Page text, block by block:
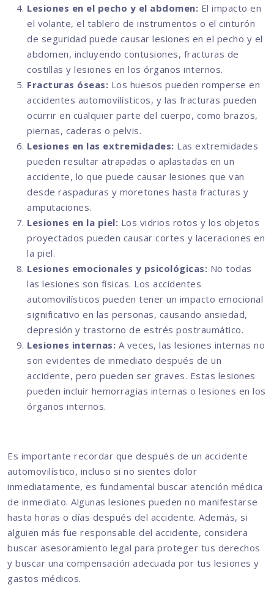
Lesiones en el pecho y el abdomen: El impacto en
el volante, el tablero de instrumentos o el cinturón
de seguridad puede causar lesiones en el pecho y el
abdomen, incluyendo contusiones, fracturas de
costillas y lesiones en los órganos internos.
Fracturas óseas: Los huesos pueden romperse en
accidentes automovilísticos, y las fracturas pueden
ocurrir en cualquier parte del cuerpo, como brazos,
piernas, caderas o pelvis.
Lesiones en las extremidades: Las extremidades
pueden resultar atrapadas o aplastadas en un
accidente, lo que puede causar lesiones que van
desde raspaduras y moretones hasta fracturas y
amputaciones.
Lesiones en la piel: Los vidrios rotos y los objetos
proyectados pueden causar cortes y laceraciones en
la piel.
Lesiones emocionales y psicológicas: No todas
las lesiones son físicas. Los accidentes
automovilísticos pueden tener un impacto emocional
significativo en las personas, causando ansiedad,
depresión y trastorno de estrés postraumático.
Lesiones internas: A veces, las lesiones internas no
son evidentes de inmediato después de un
accidente, pero pueden ser graves. Estas lesiones
pueden incluir hemorragias internas o lesiones en los
órganos internos.
Es importante recordar que después de un accidente
automovilístico, incluso si no sientes dolor
inmediatamente, es fundamental buscar atención médica
de inmediato. Algunas lesiones pueden no manifestarse
hasta horas o días después del accidente. Además, si
alguien más fue responsable del accidente, considera
buscar asesoramiento legal para proteger tus derechos
y buscar una compensación adecuada por tus lesiones y
gastos médicos.